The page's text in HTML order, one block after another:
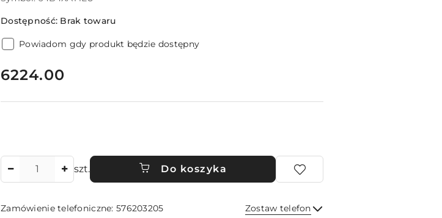
Dostępność: Brak towaru
Powiadom gdy produkt będzie dostępny
cena:
6224.00
szt. Do koszyka
Zamówienie telefoniczne: 576203205 Zostaw telefon